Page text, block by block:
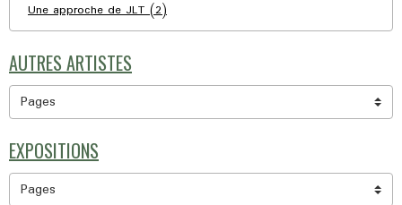
Une approche de JLT (2)
AUTRES ARTISTES
EXPOSITIONS